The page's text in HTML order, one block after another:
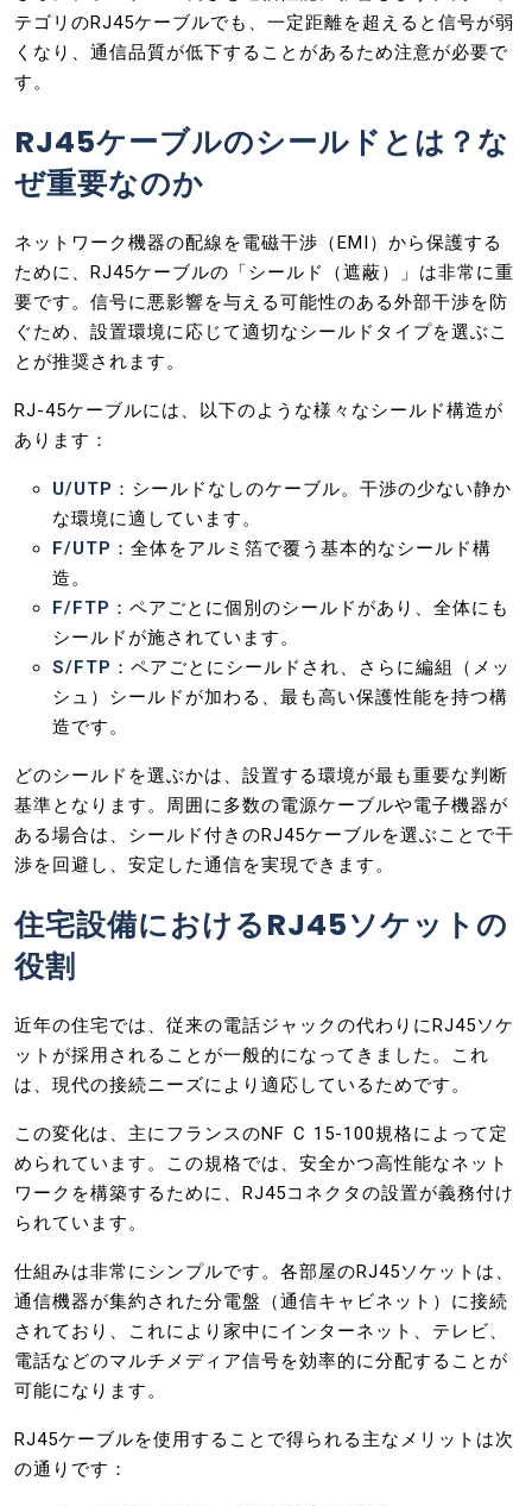
テゴリのRJ45ケーブルでも、一定距離を超えると信号が弱
くなり、通信品質が低下することがあるため注意が必要で
す。
RJ45ケーブルのシールドとは？な
ぜ重要なのか
ネットワーク機器の配線を電磁干渉（EMI）から保護する
ために、RJ45ケーブルの「シールド（遮蔽）」は非常に重
要です。信号に悪影響を与える可能性のある外部干渉を防
ぐため、設置環境に応じて適切なシールドタイプを選ぶこ
とが推奨されます。
RJ-45ケーブルには、以下のような様々なシールド構造が
あります：
U/UTP ：シールドなしのケーブル。干渉の少ない静か
な環境に適しています。
F/UTP ：全体をアルミ箔で覆う基本的なシールド構
造。
F/FTP ：ペアごとに個別のシールドがあり、全体にも
シールドが施されています。
S/FTP ：ペアごとにシールドされ、さらに編組（メッ
シュ）シールドが加わる、最も高い保護性能を持つ構
造です。
どのシールドを選ぶかは、設置する環境が最も重要な判断
基準となります。周囲に多数の電源ケーブルや電子機器が
ある場合は、シールド付きのRJ45ケーブルを選ぶことで干
渉を回避し、安定した通信を実現できます。
住宅設備におけるRJ45ソケットの
役割
近年の住宅では、従来の電話ジャックの代わりにRJ45ソケ
ットが採用されることが一般的になってきました。これ
は、現代の接続ニーズにより適応しているためです。
この変化は、主にフランスのNF C 15-100規格によって定
められています。この規格では、安全かつ高性能なネット
ワークを構築するために、RJ45コネクタの設置が義務付け
られています。
仕組みは非常にシンプルです。各部屋のRJ45ソケットは、
通信機器が集約された分電盤（通信キャビネット）に接続
されており、これにより家中にインターネット、テレビ、
電話などのマルチメディア信号を効率的に分配することが
可能になります。
RJ45ケーブルを使用することで得られる主なメリットは次
の通りです：